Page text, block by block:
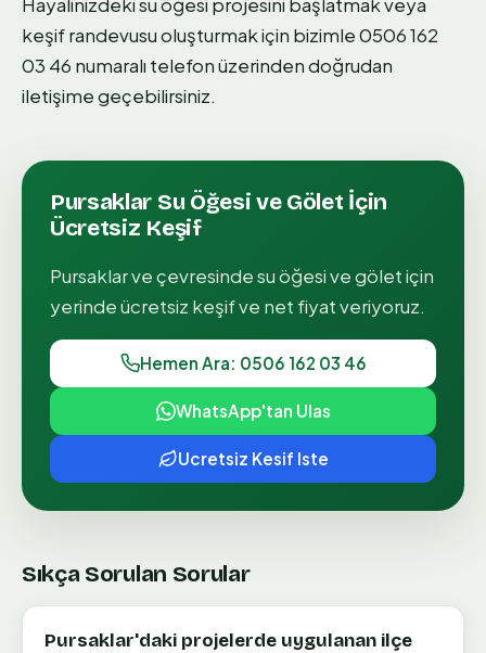
keşif randevusu oluşturmak için bizimle 0506 162
03 46 numaralı telefon üzerinden doğrudan
iletişime geçebilirsiniz.
Pursaklar Su Öğesi ve Gölet İçin
Ücretsiz Keşif
Pursaklarve çevresindesu öğesi ve göletiçin
yerinde ücretsiz keşif ve net fiyat veriyoruz.
Hemen Ara: 0506 162 03 46
WhatsApp'tan Ulas
Ucretsiz Kesif Iste
Sıkça Sorulan Sorular
Pursaklar'daki projelerde uygulanan ilçe